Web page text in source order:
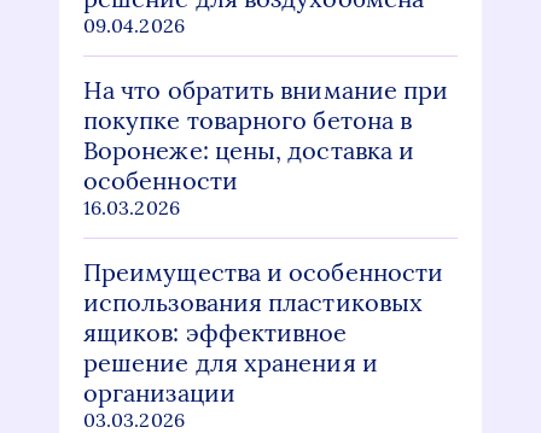
09.04.2026
На что обратить внимание при
покупке товарного бетона в
Воронеже: цены, доставка и
особенности
16.03.2026
Преимущества и особенности
использования пластиковых
ящиков: эффективное
решение для хранения и
организации
03.03.2026